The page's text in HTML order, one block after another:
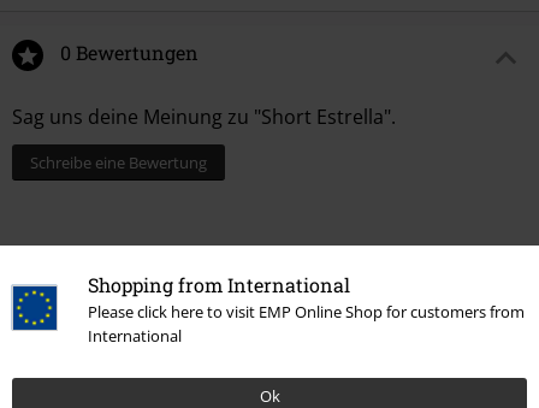
Shopping from International
Please click here to visit EMP Online Shop for customers from
International
Ok
0 Bewertungen
Sag uns deine Meinung zu "Short Estrella".
Schreibe eine Bewertung